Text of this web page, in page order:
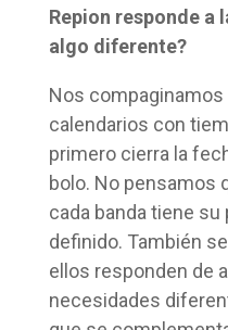
Repion responde a
algo diferente?
Nos
calendarios con
primero cierra la
bolo. No pensamos
cada banda tiene
definido. También
ellos responden de
necesidades